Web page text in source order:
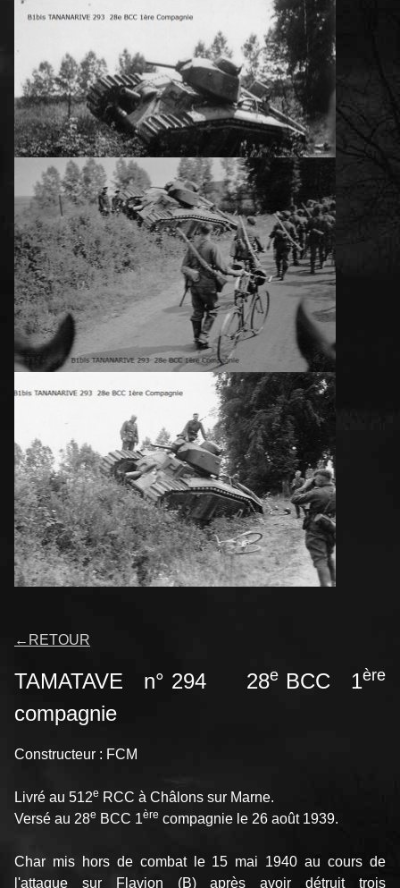
← RETOUR
TAMATAVE n° 294 28e BCC 1ère
compagnie
Constructeur : FCM
Livré au 512e RCC à Châlons sur Marne.
Versé au 28e BCC 1ère compagnie le 26 août 1939.
Char mis hors de combat le 15 mai 1940 au cours de
l'attaque sur Flavion (B) après avoir détruit trois